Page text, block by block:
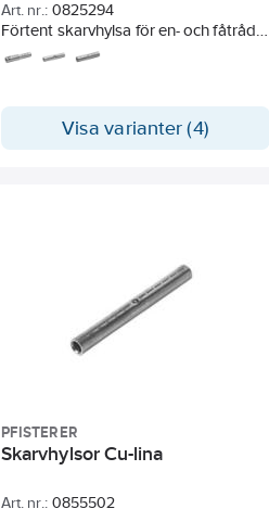
Art. nr.: 0825294
Förtent skarvhylsa för en- och fåtrådig
ledare. För servis- och
Visa varianter (4)
PFISTERER
Skarvhylsor Cu-lina
Art. nr.: 0855502